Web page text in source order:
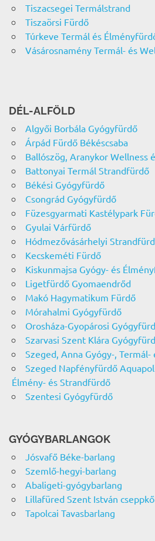
Tiszacsegei Termálstrand
Tiszaörsi Fürdő
Túrkeve Termál és
Vásárosnamény Termál- és
DÉL-ALFÖLD
Algyői Borbála Gyógyfürdő
Árpád Fürdő Békéscsaba
Ballószög, Aranykor Wellness
Battonyai Termál Strandfürdő
Békési Gyógyfürdő
Csongrád Gyógyfürdő
Füzesgyarmati Kastélypark
Gyulai Várfürdő
Hódmezővásárhelyi
Kecskeméti Fürdő
Kiskunmajsa Gyógy- és
Ligetfürdő Gyomaendrőd
Makó Hagymatikum Fürdő
Mórahalmi Gyógyfürdő
Orosháza-Gyopárosi
Szarvasi Szent Klára
Szeged, Anna Gyógy-,
Szeged Napfényfürdő
Élmény- és Strandfürdő
Szentesi Gyógyfürdő
GYÓGYBARLANGOK
Jósvafő Béke-barlang
Szemlő-hegyi-barlang
Abaligeti-gyógybarlang
Lillafüred Szent István
Tapolcai Tavasbarlang